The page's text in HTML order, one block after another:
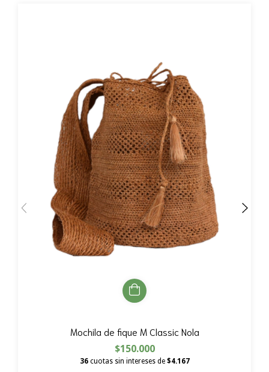
Mochila de fique M Classic Nola
$150.000
36 cuotas sin intereses de $4.167